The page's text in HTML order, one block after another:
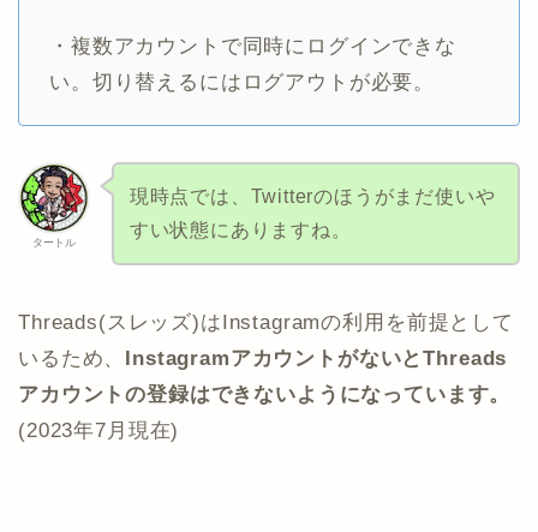
・複数アカウントで同時にログインできな
い。切り替えるにはログアウトが必要。
タートル
現時点では、Twitterのほうがまだ使いや
すい状態にありますね。
Threads(スレッズ)はInstagramの利用を前提として
いるため、 InstagramアカウントがないとThreads
アカウントの登録はできないようになっています。
(2023年7月現在)